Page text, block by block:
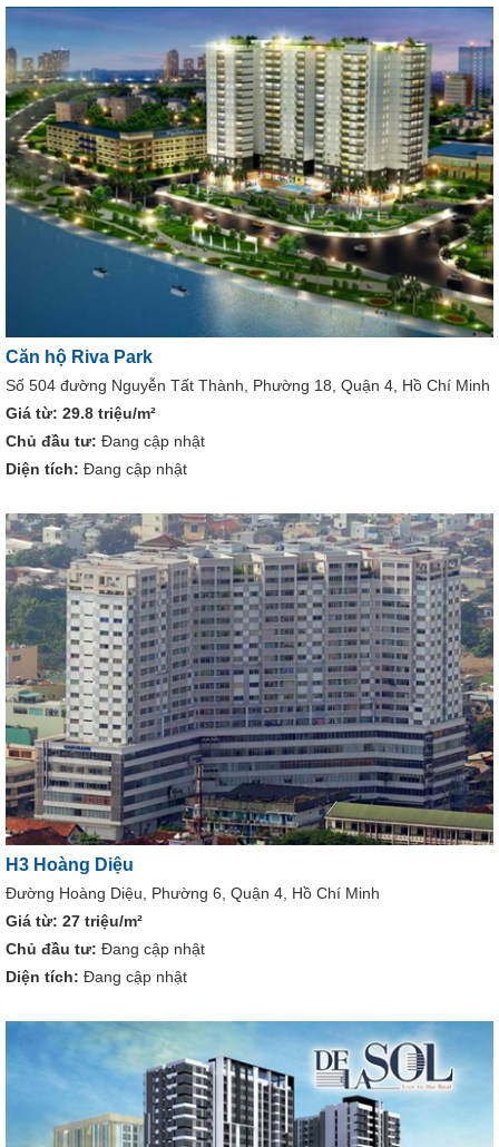
Căn hộ Riva Park
Số 504 đường Nguyễn Tất Thành, Phường 18, Quận 4, Hồ Chí Minh
Giá từ: 29.8 triệu/m²
Chủ đầu tư: Đang cập nhật
Diện tích: Đang cập nhật
H3 Hoàng Diệu
Đường Hoàng Diệu, Phường 6, Quận 4, Hồ Chí Minh
Giá từ: 27 triệu/m²
Chủ đầu tư: Đang cập nhật
Diện tích: Đang cập nhật